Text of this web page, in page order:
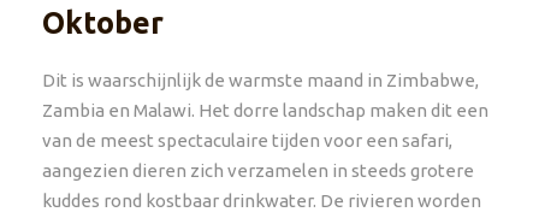
Oktober
Dit is waarschijnlijk de warmste maand in Zimbabwe,
Zambia en Malawi. Het dorre landschap maken dit een
van de meest spectaculaire tijden voor een safari,
aangezien dieren zich verzamelen in steeds grotere
kuddes rond kostbaar drinkwater. De rivieren worden